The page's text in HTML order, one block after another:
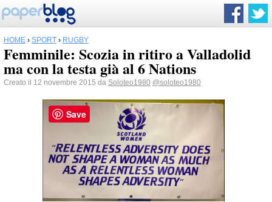
HOME › SPORT › RUGBY
Femminile: Scozia in ritiro a Valladolid
ma con la testa già al 6 Nations
Creato il 12 novembre 2015 da Soloteo1980 @soloteo1980
Save